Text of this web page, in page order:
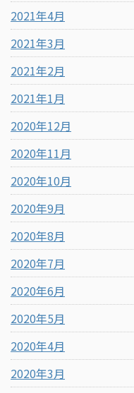
2021年4月
2021年3月
2021年2月
2021年1月
2020年12月
2020年11月
2020年10月
2020年9月
2020年8月
2020年7月
2020年6月
2020年5月
2020年4月
2020年3月